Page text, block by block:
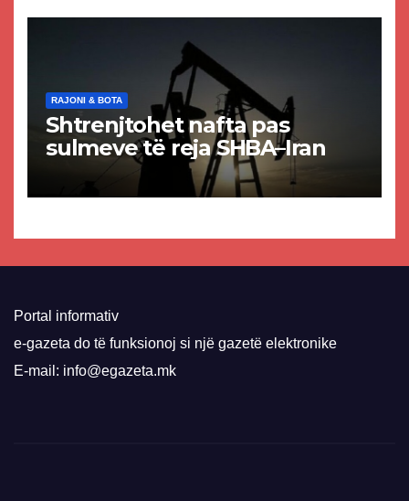
RAJONI & BOTA
Shtrenjtohet nafta pas
sulmeve të reja SHBA–Iran
Portal informativ
e-gazeta do të funksionoj si një gazetë elektronike
E-mail: info@egazeta.mk